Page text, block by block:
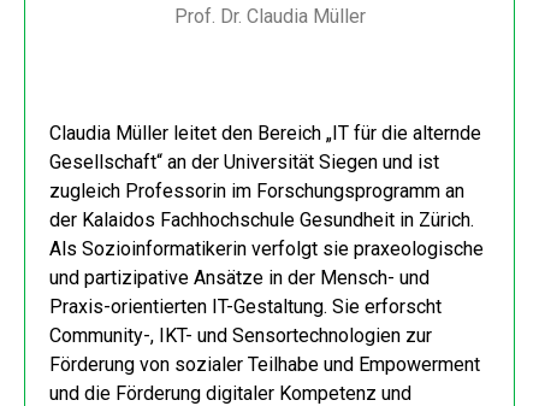
Prof. Dr. Claudia Müller
Claudia Müller leitet den Bereich „IT für die alternde
Gesellschaft“ an der Universität Siegen und ist
zugleich Professorin im Forschungsprogramm an
der Kalaidos Fachhochschule Gesundheit in Zürich.
Als Sozioinformatikerin verfolgt sie praxeologische
und partizipative Ansätze in der Mensch- und
Praxis-orientierten IT-Gestaltung. Sie erforscht
Community-, IKT- und Sensortechnologien zur
Förderung von sozialer Teilhabe und Empowerment
und die Förderung digitaler Kompetenz und